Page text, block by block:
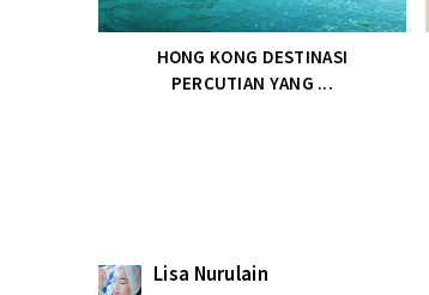
HONG KONG DESTINASI
PERCUTIAN YANG ...
Lisa Nurulain